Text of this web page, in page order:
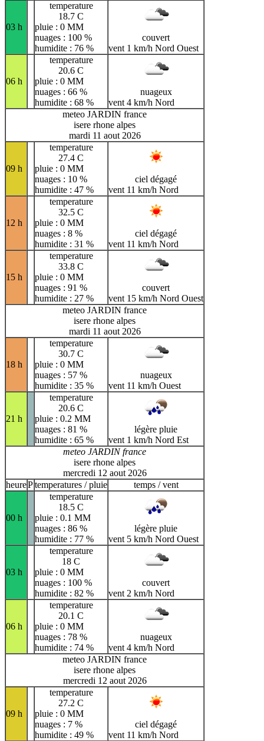
03 h
temperature
18.7 C
pluie : 0 MM
nuages : 100 %
humidite : 76 %
couvert
vent 1 km/h Nord Ouest
06 h
temperature
20.6 C
pluie : 0 MM
nuages : 66 %
humidite : 68 %
nuageux
vent 4 km/h Nord
meteo JARDIN france
isere rhone alpes
mardi 11 aout 2026
09 h
temperature
27.4 C
pluie : 0 MM
nuages : 10 %
humidite : 47 %
ciel dégagé
vent 11 km/h Nord
12 h
temperature
32.5 C
pluie : 0 MM
nuages : 8 %
humidite : 31 %
ciel dégagé
vent 11 km/h Nord
15 h
temperature
33.8 C
pluie : 0 MM
nuages : 91 %
humidite : 27 %
couvert
vent 15 km/h Nord Ouest
meteo JARDIN france
isere rhone alpes
mardi 11 aout 2026
18 h
temperature
30.7 C
pluie : 0 MM
nuages : 57 %
humidite : 35 %
nuageux
vent 11 km/h Ouest
21 h
temperature
20.6 C
pluie : 0.2 MM
nuages : 81 %
humidite : 65 %
légère pluie
vent 1 km/h Nord Est
meteo JARDIN france
isere rhone alpes
mercredi 12 aout 2026
heurePtemperatures / pluie temps / vent
00 h
temperature
18.5 C
pluie : 0.1 MM
nuages : 86 %
humidite : 77 %
légère pluie
vent 5 km/h Nord Ouest
03 h
temperature
18 C
pluie : 0 MM
nuages : 100 %
humidite : 82 %
couvert
vent 2 km/h Nord
06 h
temperature
20.1 C
pluie : 0 MM
nuages : 78 %
humidite : 74 %
nuageux
vent 4 km/h Nord
meteo JARDIN france
isere rhone alpes
mercredi 12 aout 2026
09 h
temperature
27.2 C
pluie : 0 MM
nuages : 7 %
humidite : 49 %
ciel dégagé
vent 11 km/h Nord